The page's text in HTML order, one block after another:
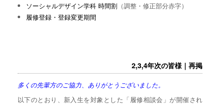
ソーシャルデザイン学科 時間割 （調整・修正部分赤字）
履修登録・登録変更期間
2,3,4年次の皆様｜再掲
多くの先輩方のご協力、ありがとうございました。
以下のとおり、新入生を対象とした「履修相談会」が開催され